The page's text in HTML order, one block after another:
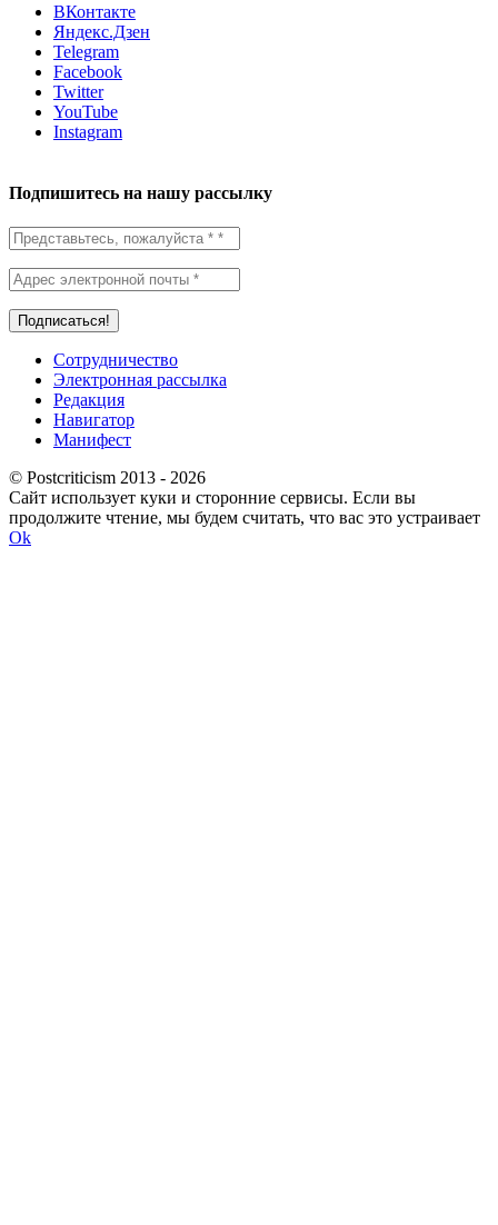
ВКонтакте
Яндекс.Дзен
Telegram
Facebook
Twitter
YouTube
Instagram
Подпишитесь на нашу рассылку
Сотрудничество
Электронная рассылка
Редакция
Навигатор
Манифест
© Postcriticism 2013 - 2026
Сайт использует куки и сторонние сервисы. Если вы
продолжите чтение, мы будем считать, что вас это устраивает
Ok